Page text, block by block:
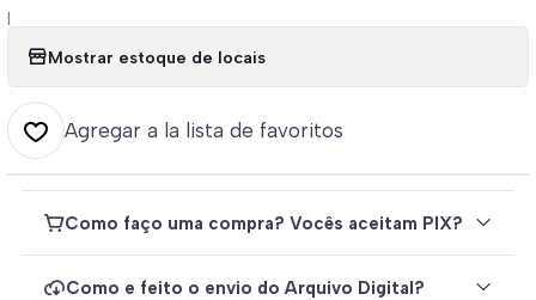
|
Mostrar estoque de locais
Agregar a la lista de favoritos
Como faço uma compra? Vocês aceitam PIX?
Como e feito o envio do Arquivo Digital?